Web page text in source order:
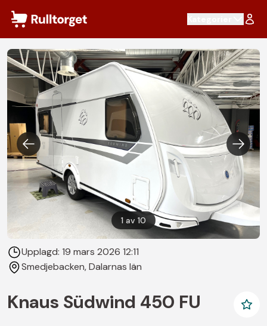
1 av 10
Upplagd: 19 mars 2026 12:11
Smedjebacken, Dalarnas län
Knaus Südwind 450 FU